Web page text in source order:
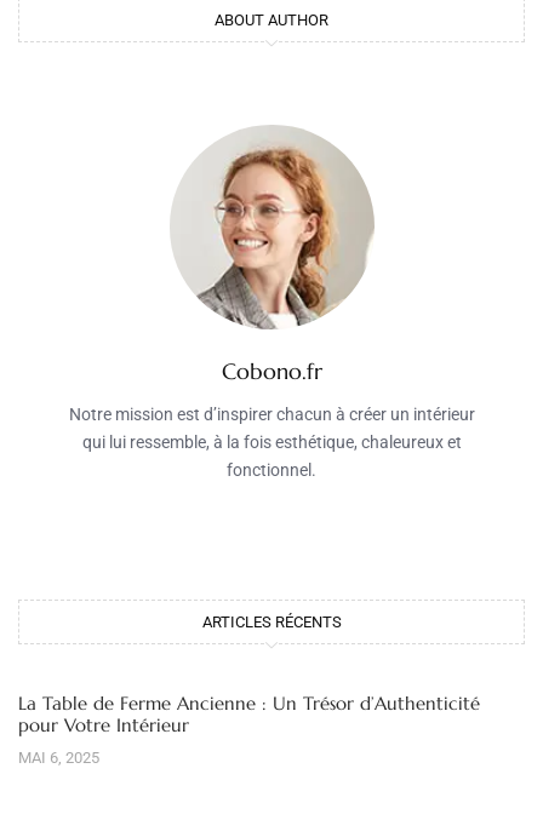
ABOUT AUTHOR
Cobono.fr
Notre mission est d’inspirer chacun à créer un intérieur
qui lui ressemble, à la fois esthétique, chaleureux et
fonctionnel.
ARTICLES RÉCENTS
La Table de Ferme Ancienne : Un Trésor d’Authenticité
pour Votre Intérieur
MAI 6, 2025